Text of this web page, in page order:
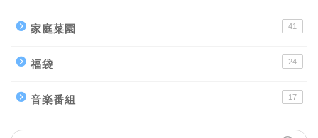
家庭菜園 41
福袋 24
音楽番組 17